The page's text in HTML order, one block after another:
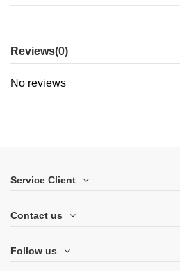
Reviews(0)
No reviews
Service Client
Contact us
Follow us